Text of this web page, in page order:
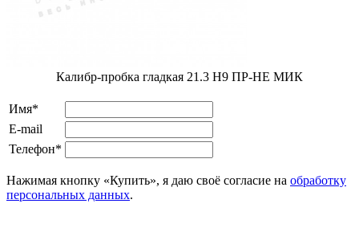
Калибр-пробка гладкая 21.3 Н9 ПР-НЕ МИК
Имя*
E-mail
Телефон*
Нажимая кнопку «Купить», я даю своё согласие на обработку
персональных данных.